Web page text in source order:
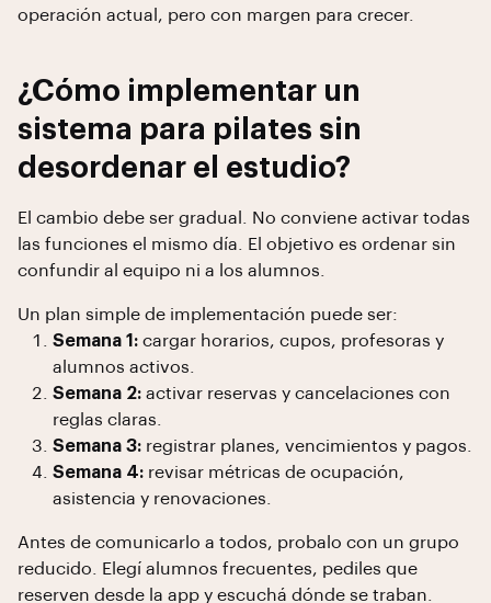
operación actual, pero con margen para crecer.
¿Cómo implementar un
sistema para pilates sin
desordenar el estudio?
El cambio debe ser gradual. No conviene activar todas
las funciones el mismo día. El objetivo es ordenar sin
confundir al equipo ni a los alumnos.
Un plan simple de implementación puede ser:
Semana 1: cargar horarios, cupos, profesoras y
alumnos activos.
Semana 2: activar reservas y cancelaciones con
reglas claras.
Semana 3: registrar planes, vencimientos y pagos.
Semana 4: revisar métricas de ocupación,
asistencia y renovaciones.
Antes de comunicarlo a todos, probalo con un grupo
reducido. Elegí alumnos frecuentes, pediles que
reserven desde la app y escuchá dónde se traban.